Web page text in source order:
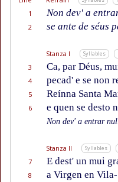
1 Non dev' a
2 se ante de séus
Stanza I Syllables
3 Ca, par Déus,
4 pecad' e se non
5 Reínna Santa
6 e quen se desto
Non dev' a entrar
Stanza II Syllables
7 E dest' un mui
8 a Virgen en